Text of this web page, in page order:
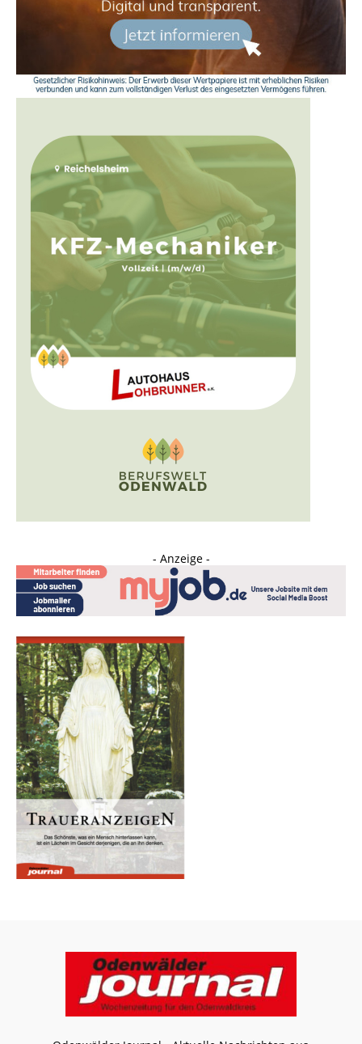
- Anzeige -